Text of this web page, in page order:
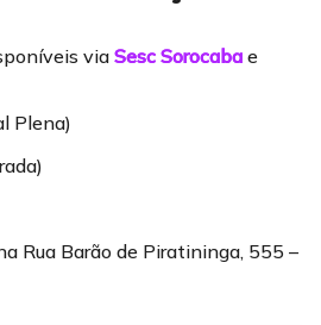
via Sesc Sorocaba e
Plena)
Rua Barão de Piratininga, 555 –